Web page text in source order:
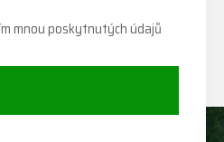
mnou poskytnutých údajů